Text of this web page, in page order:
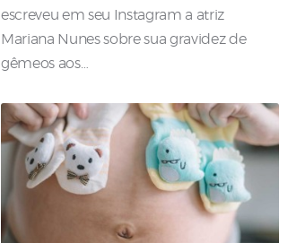
escreveu em seu Instagram a atriz
Mariana Nunes sobre sua gravidez de
gêmeos aos…